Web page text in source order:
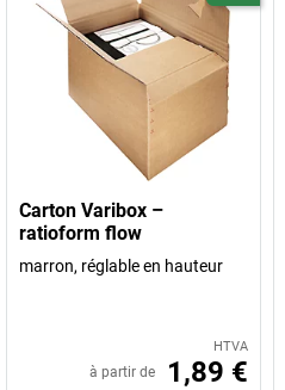
Carton Varibox –
ratioform flow
marron, réglable en hauteur
HTVA
à partir de 1,89 €